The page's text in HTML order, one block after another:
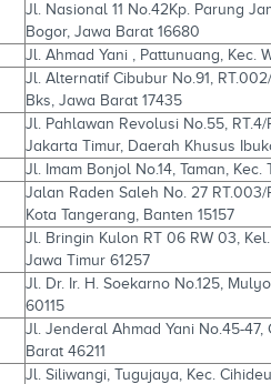
Jl. Nasional 11 No.42Kp. Parung
Bogor, Jawa Barat 16680
Jl. Ahmad Yani , Pattunuang, Kec.
Jl. Alternatif Cibubur No.91,
Bks, Jawa Barat 17435
Jl. Pahlawan Revolusi No.55, RT.4/
Jakarta Timur, Daerah Khusus
Jl. Imam Bonjol No.14, Taman,
Jalan Raden Saleh No. 27 RT.003/
Kota Tangerang, Banten 15157
Jl. Bringin Kulon RT 06 RW 03,
Jawa Timur 61257
Jl. Dr. Ir. H. Soekarno No.125,
60115
Jl. Jenderal Ahmad Yani No.45-47,
Barat 46211
Jl. Siliwangi, Tugujaya, Kec.